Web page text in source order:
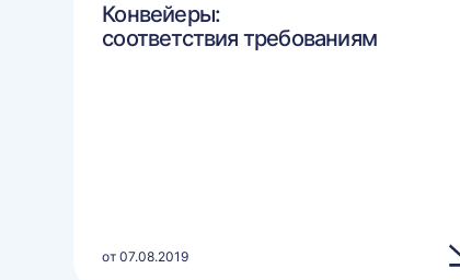
Конвейеры:
соответствия требованиям
от 07.08.2019